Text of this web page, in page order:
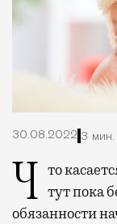
30.08.2022 3 мин.
Что касается наиболее популярных имен, то тут пока
обязанности